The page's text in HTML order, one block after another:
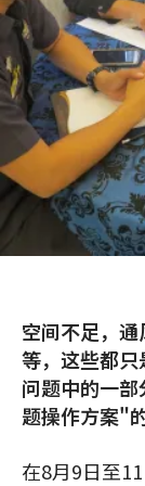
空间不足，
等，这些都
问题中的一
题操作方案"
在8月9日至